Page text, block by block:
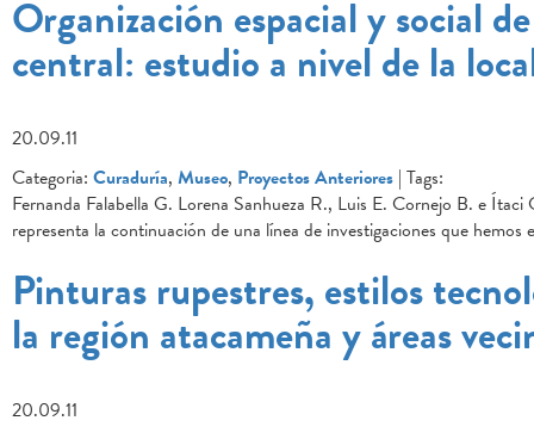
Organización espacial y social
central: estudio a nivel de la
20.09.11
Categoria: Curaduría, Museo, Proyectos Anteriores | Tags:
Fernanda Falabella G. Lorena Sanhueza R., Luis E. Cornejo B. e
representa la continuación de una línea de investigaciones que
Pinturas rupestres, estilos
la región atacameña y áreas
20.09.11